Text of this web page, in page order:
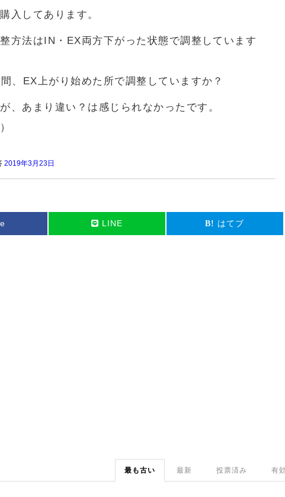
入してあります。
方法はIN・EX両方下がった状態で調整しています
、EX上がり始めた所で調整していますか？
、あまり違い？は感じられなかったです。
2019年3月23日
LINE はてブ
有効
投票済み
最新
最も古い